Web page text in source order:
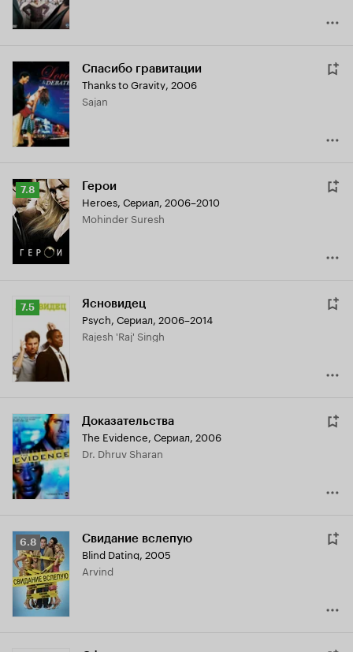
Спасибо гравитации
Thanks to Gravity, 2006
Sajan
Рейтинг
Кинопоиска
7.8
7.8 Герои
Heroes, Сериал, 2006–2010
Mohinder Suresh
Рейтинг
Кинопоиска
7.5
7.5 Ясновидец
Psych, Сериал, 2006–2014
Rajesh 'Raj' Singh
Доказательства
The Evidence, Сериал, 2006
Dr. Dhruv Sharan
Рейтинг
Кинопоиска
6.8
6.8 Свидание вслепую
Blind Dating, 2005
Arvind